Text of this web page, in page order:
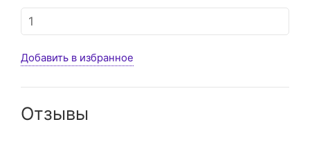
Добавить в избранное
Отзывы